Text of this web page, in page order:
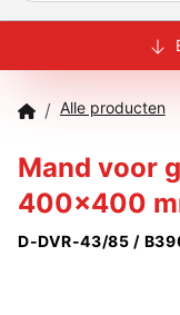
/ Alle producten
Mand voor
400x400
D-DVR-43/85 /